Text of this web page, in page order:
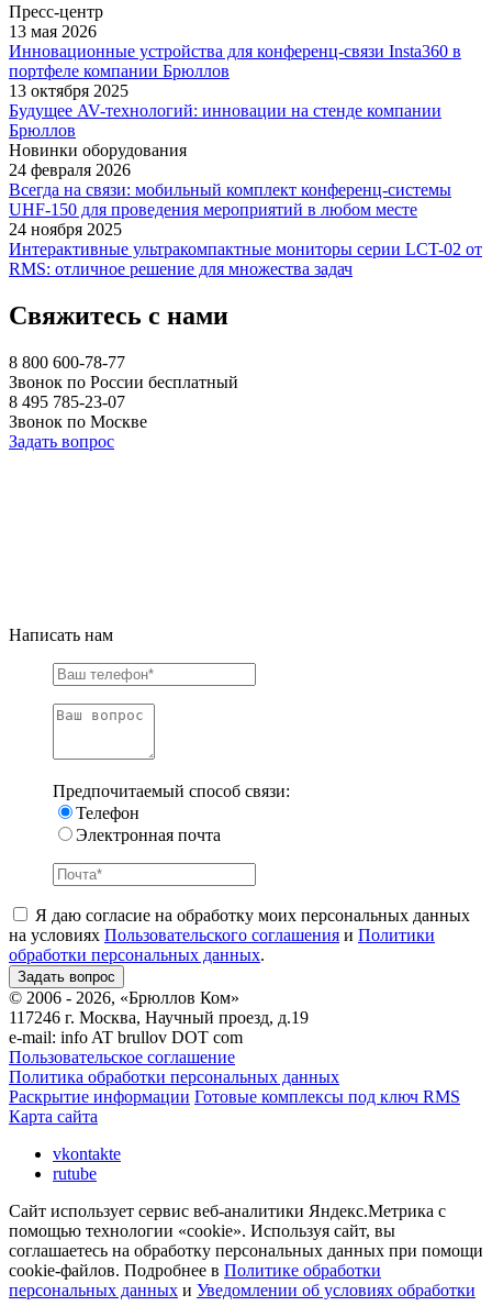
Пресс-центр
13 мая 2026
Инновационные устройства для конференц-связи Insta360 в
портфеле компании Брюллов
13 октября 2025
Будущее AV-технологий: инновации на стенде компании
Брюллов
Новинки оборудования
24 февраля 2026
Всегда на связи: мобильный комплект конференц-системы
UHF-150 для проведения мероприятий в любом месте
24 ноября 2025
Интерактивные ультракомпактные мониторы серии LCT-02 от
RMS: отличное решение для множества задач
Свяжитесь с нами
8 800 600-78-77
Звонок по России бесплатный
8 495 785-23-07
Звонок по Москве
Задать вопрос
Написать нам
Предпочитаемый способ связи:
Телефон
Электронная почта
Я даю согласие на обработку моих персональных данных
на условиях Пользовательского соглашения и Политики
обработки персональных данных.
© 2006 - 2026, «Брюллов Ком»
117246 г. Москва, Научный проезд, д.19
e-mail: info AT brullov DOT com
Пользовательское соглашение
Политика обработки персональных данных
Раскрытие информации Готовые комплексы под ключ RMS
Карта сайта
vkontakte
rutube
Сайт использует сервис веб-аналитики Яндекс.Метрика с
помощью технологии «cookie». Используя сайт, вы
соглашаетесь на обработку персональных данных при помощи
cookie-файлов. Подробнее в Политике обработки
персональных данных и Уведомлении об условиях обработки